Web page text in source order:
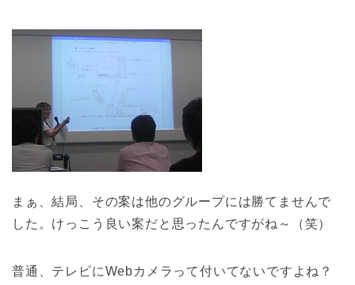
まぁ、結局、その案は他のグループには勝てませんで
した。けっこう良い案だと思ったんですがね～（笑）
普通、テレビにWebカメラって付いてないですよね？